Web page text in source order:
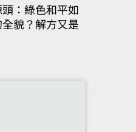
：綠色和平如
貌？解方又是